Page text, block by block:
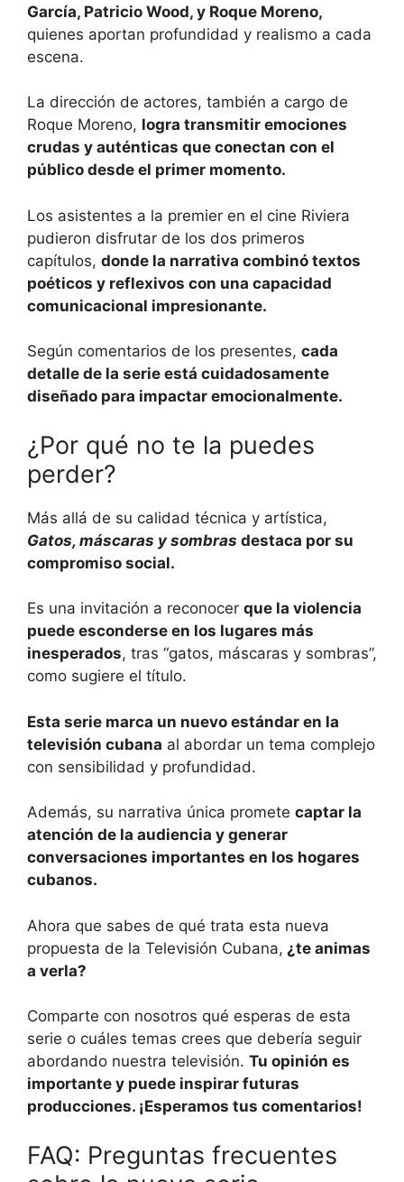
García, Patricio Wood, y Roque Moreno,
quienes aportan profundidad y realismo a cada
escena.
La dirección de actores, también a cargo de
Roque Moreno, logra transmitir emociones
crudas y auténticas que conectan con el
público desde el primer momento.
Los asistentes a la premier en el cine Riviera
pudieron disfrutar de los dos primeros
capítulos, donde la narrativa combinó textos
poéticos y reflexivos con una capacidad
comunicacional impresionante.
Según comentarios de los presentes, cada
detalle de la serie está cuidadosamente
diseñado para impactar emocionalmente.
¿Por qué no te la puedes
perder?
Más allá de su calidad técnica y artística,
Gatos, máscaras y sombras destaca por su
compromiso social.
Es una invitación a reconocer que la violencia
puede esconderse en los lugares más
inesperados, tras “gatos, máscaras y sombras”,
como sugiere el título.
Esta serie marca un nuevo estándar en la
televisión cubana al abordar un tema complejo
con sensibilidad y profundidad.
Además, su narrativa única promete captar la
atención de la audiencia y generar
conversaciones importantes en los hogares
cubanos.
Ahora que sabes de qué trata esta nueva
propuesta de la Televisión Cubana, ¿te animas
a verla?
Comparte con nosotros qué esperas de esta
serie o cuáles temas crees que debería seguir
abordando nuestra televisión. Tu opinión es
importante y puede inspirar futuras
producciones. ¡Esperamos tus comentarios!
FAQ: Preguntas frecuentes